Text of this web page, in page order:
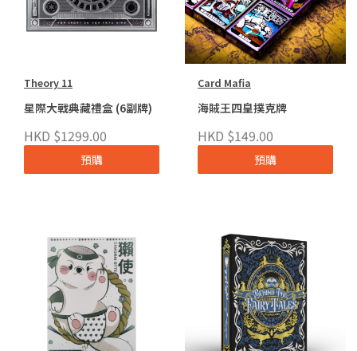
Theory 11
星際大戰典藏禮盒 (6副牌)
HKD $1299.00
預購
Card Mafia
海賊王四皇撲克牌
HKD $149.00
預購